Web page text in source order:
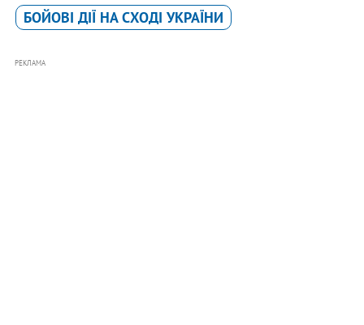
БОЙОВІ ДІЇ НА СХОДІ УКРАЇНИ
РЕКЛАМА